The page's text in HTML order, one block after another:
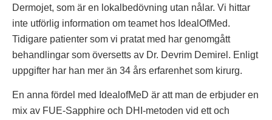
Dermojet, som är en lokalbedövning utan nålar. Vi hittar
inte utförlig information om teamet hos IdealOfMed.
Tidigare patienter som vi pratat med har genomgått
behandlingar som översetts av Dr. Devrim Demirel. Enligt
uppgifter har han mer än 34 års erfarenhet som kirurg.
En anna fördel med IdealofMeD är att man de erbjuder en
mix av FUE-Sapphire och DHI-metoden vid ett och